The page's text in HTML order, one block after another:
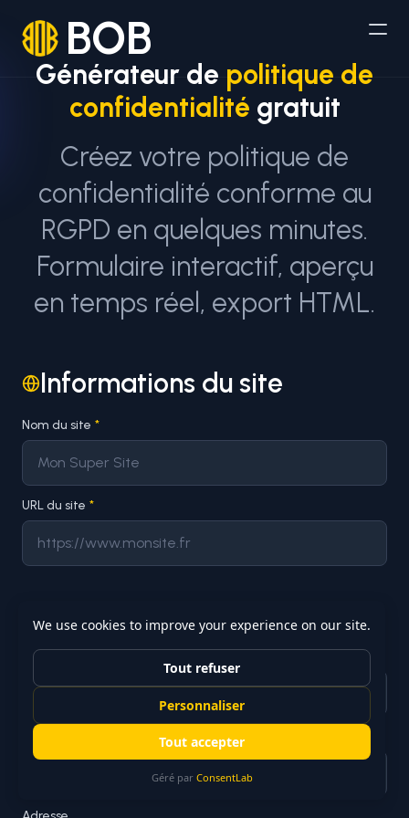
BOB
Générateur de politique de
confidentialité gratuit
Créez votre politique de
confidentialité conforme au
RGPD en quelques minutes.
Formulaire interactif, aperçu
en temps réel, export HTML.
Informations du site
Nom du site *
URL du site *
Responsable du traitement
Nom du responsable / société *
Email de contact